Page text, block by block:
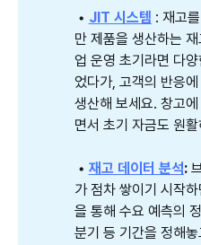
• JIT 시스템 : 재고
만 제품을 생산하는
업 운영 초기라면 다
었다가, 고객의 반응
생산해 보세요. 창고
면서 초기 자금도 원
• 재고 데이터 분석:
가 점차 쌓이기 시작
을 통해 수요 예측의
분기 등 기간을 정해